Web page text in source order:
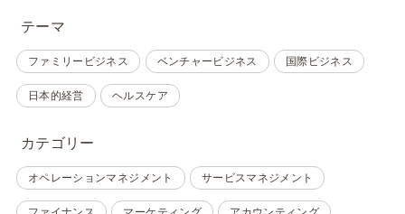
テーマ
ファミリービジネス ベンチャービジネス 国際ビジネス
日本的経営 ヘルスケア
カテゴリー
オペレーションマネジメント サービスマネジメント